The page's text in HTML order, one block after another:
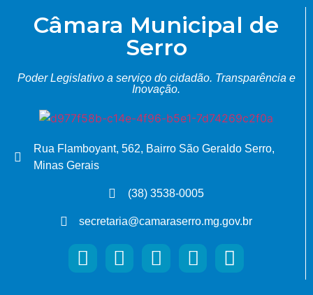
Câmara Municipal de
Serro
Poder Legislativo a serviço do cidadão. Transparência e
Inovação.
Rua Flamboyant, 562, Bairro São Geraldo Serro,
Minas Gerais
(38) 3538-0005
secretaria@camaraserro.mg.gov.br